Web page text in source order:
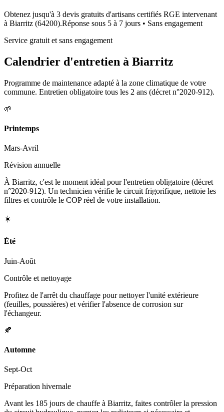
Obtenez jusqu'à 3 devis gratuits d'artisans certifiés RGE intervenant
à Biarritz (64200).Réponse sous 5 à 7 jours • Sans engagement
Service gratuit et sans engagement
Calendrier d'entretien à Biarritz
Programme de maintenance adapté à la zone climatique de votre
commune. Entretien obligatoire tous les 2 ans (décret n°2020-912).
🌱
Printemps
Mars-Avril
Révision annuelle
À Biarritz, c'est le moment idéal pour l'entretien obligatoire (décret
n°2020-912). Un technicien vérifie le circuit frigorifique, nettoie les
filtres et contrôle le COP réel de votre installation.
☀️
Été
Juin-Août
Contrôle et nettoyage
Profitez de l'arrêt du chauffage pour nettoyer l'unité extérieure
(feuilles, poussières) et vérifier l'absence de corrosion sur
l'échangeur.
🍂
Automne
Sept-Oct
Préparation hivernale
Avant les 185 jours de chauffe à Biarritz, faites contrôler la pression